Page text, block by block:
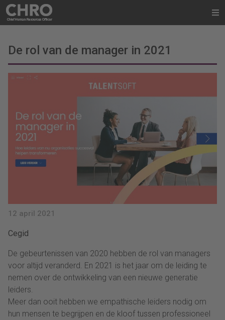
De rol van de manager in 2021
12 april 2021
Cegid
De gebeurtenissen van 2020 hebben de rol van managers
voor altijd veranderd. En 2021 is het jaar om de leiding te
nemen over de ontwikkeling van een nieuwe generatie
leiders.
Meer dan ooit hebben we empathische leiders nodig om
hun mensen te begrijpen en de kloof tussen professioneel